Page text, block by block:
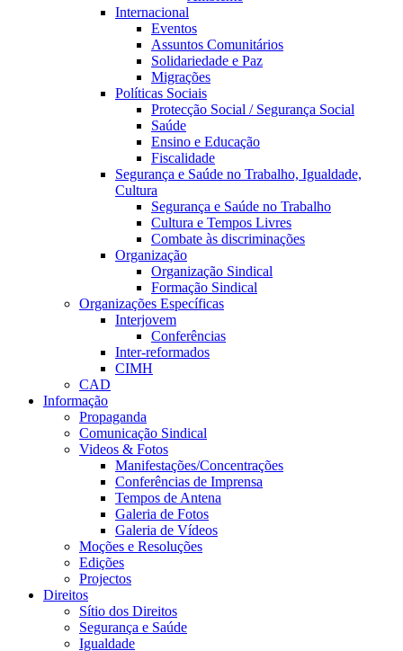
Internacional
Eventos
Assuntos Comunitários
Solidariedade e Paz
Migrações
Políticas Sociais
Protecção Social / Segurança Social
Saúde
Ensino e Educação
Fiscalidade
Segurança e Saúde no Trabalho, Igualdade,
Cultura
Segurança e Saúde no Trabalho
Cultura e Tempos Livres
Combate às discriminações
Organização
Organização Sindical
Formação Sindical
Organizações Específicas
Interjovem
Conferências
Inter-reformados
CIMH
CAD
Informação
Propaganda
Comunicação Sindical
Videos & Fotos
Manifestações/Concentrações
Conferências de Imprensa
Tempos de Antena
Galeria de Fotos
Galeria de Vídeos
Moções e Resoluções
Edições
Projectos
Direitos
Sítio dos Direitos
Segurança e Saúde
Igualdade